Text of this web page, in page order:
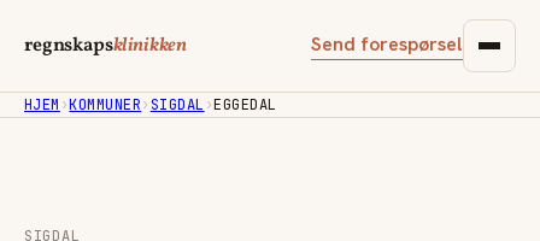
regnskapsklinikken Send forespørsel
HJEM ›KOMMUNER› SIGDAL ›EGGEDAL
SIGDAL